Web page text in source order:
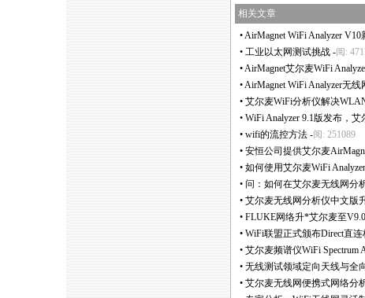
相关文章
•AirMagnet WiFi Analyzer V10
• 工业以太网测试挑战 -阅:
•AirMagnet艾尔麦WiFi
•AirMagnet WiFi Analyzer无
• 艾尔麦WiFi分析仪解决
• WiFi Analyzer 9.1版发布，艾
• wifi的流控方法 -阅: 251089
• 安恒公司提供艾尔麦
• 如何使用艾尔麦WiFi
• 问：如何在艾尔麦无线网分
• 艾尔麦无线网分析仪中文版
• FLUKE网络升*艾尔麦至
• WiFi联盟正式颁布Direct直
• 艾尔麦频谱仪WiFi Spectrum
• 无线测试领域定向天线与全
• 艾尔麦无线网便携式网络分